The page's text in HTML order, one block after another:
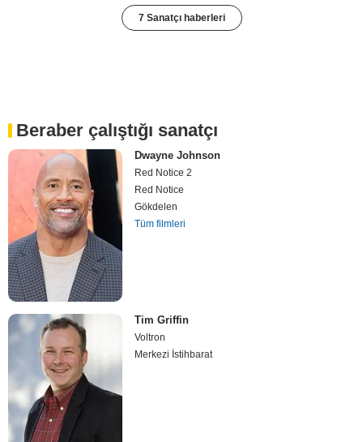
7 Sanatçı haberleri
Beraber çalıştığı sanatçı
Dwayne Johnson
Red Notice 2
Red Notice
Gökdelen
Tüm filmleri
Tim Griffin
Voltron
Merkezi İstihbarat